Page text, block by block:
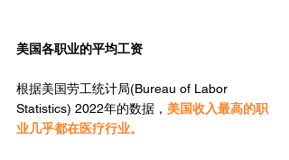
美国各职业的平均工资
根据美国劳工统计局(Bureau of Labor
Statistics) 2022年的数据， 美国收入最高的职
业几乎都在医疗行业。